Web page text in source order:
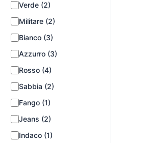
Verde (2)
Militare (2)
Bianco (3)
Azzurro (3)
Rosso (4)
Sabbia (2)
Fango (1)
Jeans (2)
Indaco (1)